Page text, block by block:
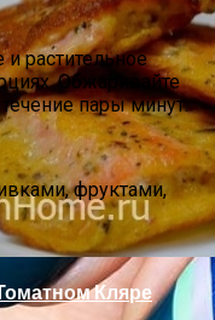
Удобно: 7
Для Хранения
Пляжном Стиле
Кляре
и растительное
Обжаривайте
пары минут.
фруктами,